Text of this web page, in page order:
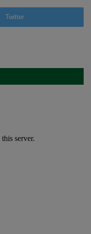
Twitter